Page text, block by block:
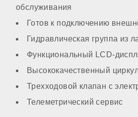
медь
Встроенный бойлер
обслуживания
Готов к подключению
Гидравлическая группа из
Функциональный LCD-
Высококачественный
Трехходовой клапан с
Телеметрический сервис